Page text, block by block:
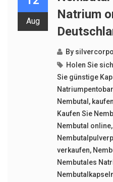
Aug
Natrium
By
Holen Sie
Sie günstige
Nembutal ,
Kaufen Sie
Nembutal online,
verkaufen,
Nembutales